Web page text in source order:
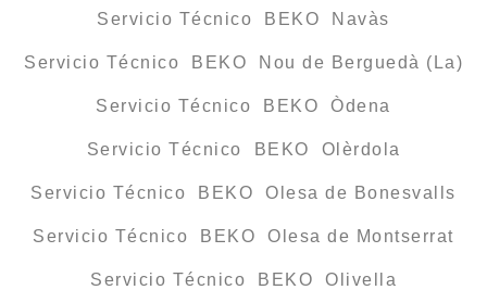
Servicio Técnico BEKO Navàs
Servicio Técnico BEKO Nou de Berguedà (La)
Servicio Técnico BEKO Òdena
Servicio Técnico BEKO Olèrdola
Servicio Técnico BEKO Olesa de Bonesvalls
Servicio Técnico BEKO Olesa de Montserrat
Servicio Técnico BEKO Olivella